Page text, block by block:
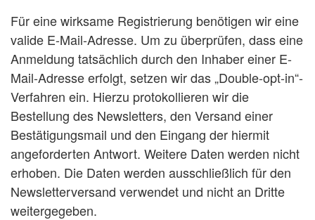
Für eine wirksame Registrierung benötigen wir eine
valide E-Mail-Adresse. Um zu überprüfen, dass eine
Anmeldung tatsächlich durch den Inhaber einer E-
Mail-Adresse erfolgt, setzen wir das „Double-opt-in“-
Verfahren ein. Hierzu protokollieren wir die
Bestellung des Newsletters, den Versand einer
Bestätigungsmail und den Eingang der hiermit
angeforderten Antwort. Weitere Daten werden nicht
erhoben. Die Daten werden ausschließlich für den
Newsletterversand verwendet und nicht an Dritte
weitergegeben.